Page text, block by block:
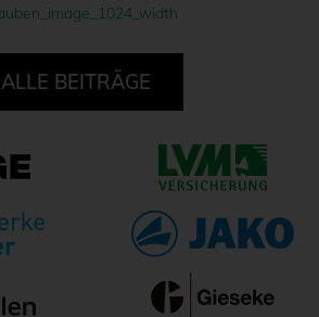
ALLE BEITRÄGE